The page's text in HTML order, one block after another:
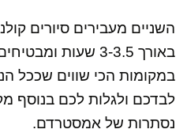
השניים מעבירים סיורים
באורך 3-3.5 שעות
במקומות הכי שווים שככל
לבדכם ולגלות לכם בנוסף
נסתרות של אמסטרדם.